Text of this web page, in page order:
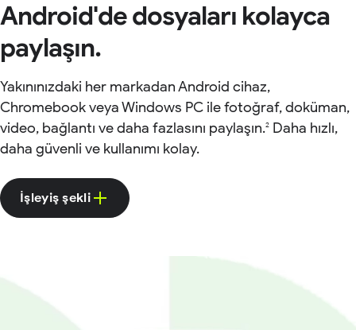
Android'de dosyaları kolayca
paylaşın.
Yakınınızdaki her markadan Android cihaz,
Chromebook veya Windows PC ile fotoğraf, doküman,
video, bağlantı ve daha fazlasını paylaşın.2 Daha hızlı,
daha güvenli ve kullanımı kolay.
İşleyiş şekli